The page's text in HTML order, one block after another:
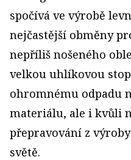
spočívá ve výrobě
nejčastější obměny
nepříliš nošeného
velkou uhlíkovou
ohromnému odpadu
materiálu, ale i kvůli
přepravování z
světě.